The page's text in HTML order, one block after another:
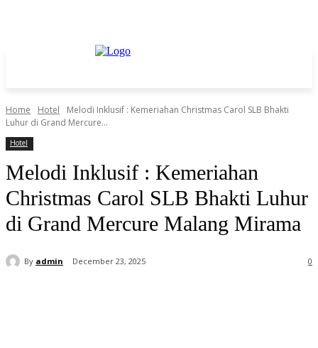
Home Hotel
Melodi Inklusif : Kemeriahan Christmas Carol SLB Bhakti
Luhur di Grand Mercure...
Hotel
Melodi Inklusif : Kemeriahan
Christmas Carol SLB Bhakti Luhur
di Grand Mercure Malang Mirama
By admin December 23, 2025 0